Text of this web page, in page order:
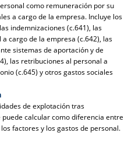
como remuneración por su
a cargo de la empresa. Incluye los
indemnizaciones (c.641), las
cargo de la empresa (c.642), las
sistemas de aportación y de
las retribuciones al personal a
(c.645) y otros gastos sociales
de explotación tras
calcular como diferencia entre
factores y los gastos de personal.